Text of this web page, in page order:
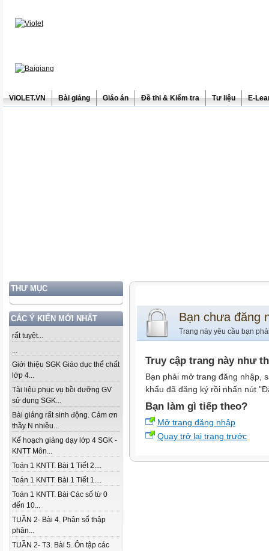
ViOLET.VN Bài giảng Giáo án Đề thi & Kiểm tra Tư liệu E-
THƯ MỤC
CÁC Ý KIẾN MỚI NHẤT
rất tuyệt...
...
Giới thiệu SGK Giáo dục thể chất
lớp 4...
Tài liệu phục vụ bồi dưỡng GV
sử dụng SGK...
Bài giảng rất sinh động. Cảm ơn
thầy N nhiều...
Kế hoạch giảng dạy lớp 4 SGK -
KNTT Môn...
Toán 1 KNTT. Bài 1 Tiết 2....
Toán 1 KNTT. Bài 1 Tiết 1....
Toán 1 KNTT. Bài Các số từ 0
đến 10...
TUẦN 2- Bài 4. Phân số thập
phân...
TUẦN 2- T3. Bài 5. Ôn tập các
Bạn chưa đăng
Trang này yêu cầu bạn
Truy cập trang này như
Bạn phải mở trang đăng nhập,
khẩu đã đăng ký rồi nhấn nút
Bạn làm gì tiếp theo?
Mở trang đăng nhập
Quay trở lại trang trước